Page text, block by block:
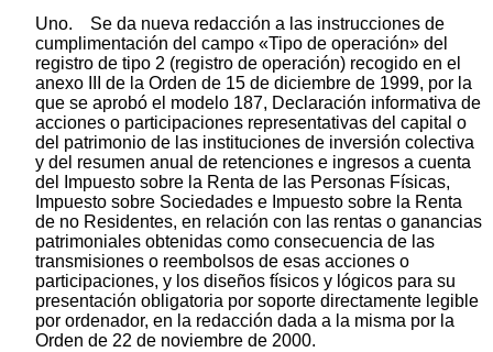
Uno. Se da nueva redacción a las instrucciones de
cumplimentación del campo «Tipo de operación» del
registro de tipo 2 (registro de operación) recogido en el
anexo III de la Orden de 15 de diciembre de 1999, por la
que se aprobó el modelo 187, Declaración informativa de
acciones o participaciones representativas del capital o
del patrimonio de las instituciones de inversión colectiva
y del resumen anual de retenciones e ingresos a cuenta
del Impuesto sobre la Renta de las Personas Físicas,
Impuesto sobre Sociedades e Impuesto sobre la Renta
de no Residentes, en relación con las rentas o ganancias
patrimoniales obtenidas como consecuencia de las
transmisiones o reembolsos de esas acciones o
participaciones, y los diseños físicos y lógicos para su
presentación obligatoria por soporte directamente legible
por ordenador, en la redacción dada a la misma por la
Orden de 22 de noviembre de 2000.